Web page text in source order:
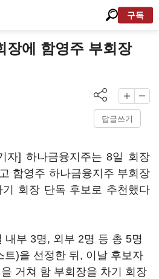
구독
장에 함영주 부회장
답글쓰기
자] 하나금융지주는 8일 회장
함영주 하나금융지주 부회장
회장 단독 후보로 추천했다
내부 3명, 외부 2명 등 총 5명
트)을 선정한 뒤, 이날 후보자
거쳐 함 부회장을 차기 회장